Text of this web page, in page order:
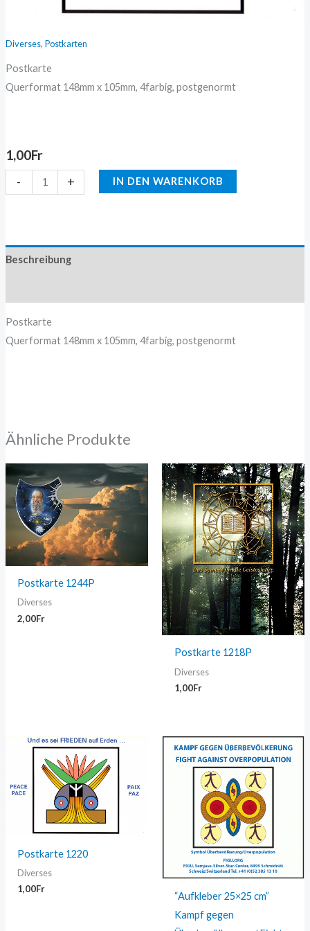
Diverses, Postkarten
Postkarte
Querformat 148mm x 105mm, 4farbig, postgenormt
1,00Fr
- + IN DEN WARENKORB
Beschreibung
Postkarte
Querformat 148mm x 105mm, 4farbig, postgenormt
Ähnliche Produkte
Postkarte 1244P
Diverses
2,00Fr
Postkarte 1218P
Diverses
1,00Fr
Postkarte 1220
Diverses
1,00Fr
“Aufkleber 25×25 cm”
Kampf gegen